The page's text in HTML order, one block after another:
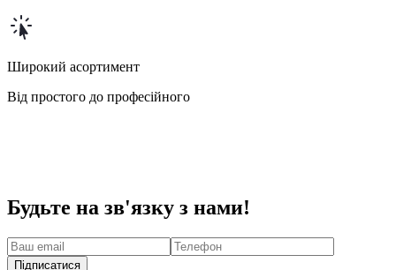
Широкий асортимент
Від простого до професійного
Будьте на зв'язку з нами!
Підписатися